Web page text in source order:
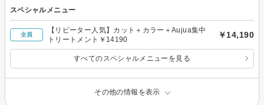
スペシャルメニュー
全員
【リピーター人気】カット＋カラー＋Aujua集中
トリートメント￥14190
￥14,190
すべてのスペシャルメニューを見る
その他の情報を表示